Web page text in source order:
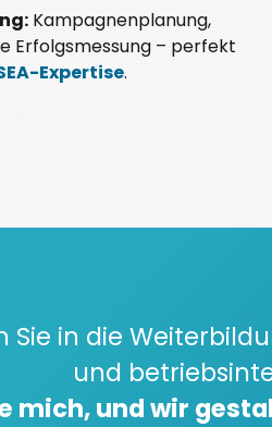
Kampagnenplanung,
Erfolgsmessung – perfekt
Expertise.
Sie in die
und
mich, und wir